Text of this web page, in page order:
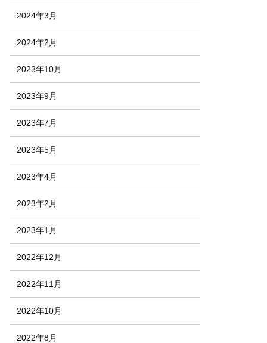
2024年3月
2024年2月
2023年10月
2023年9月
2023年7月
2023年5月
2023年4月
2023年2月
2023年1月
2022年12月
2022年11月
2022年10月
2022年8月